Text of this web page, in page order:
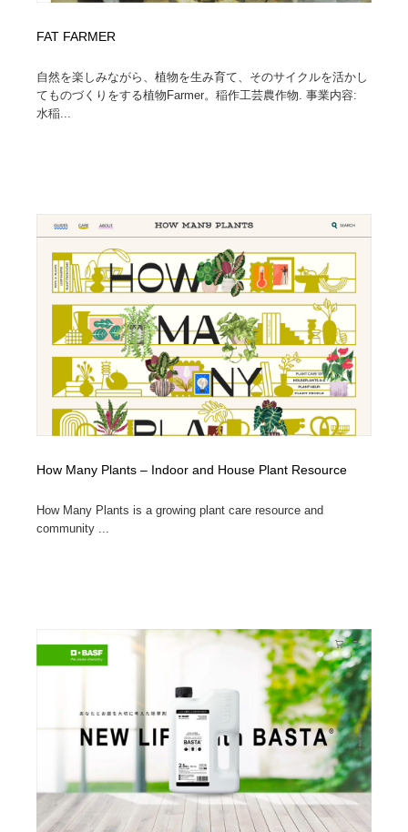
FAT FARMER
自然を楽しみながら、植物を生み育て、そのサイクルを活かし
てものづくりをする植物Farmer。稲作工芸農作物. 事業内容:
水稲...
How Many Plants – Indoor and House Plant Resource
How Many Plants is a growing plant care resource and
community ...